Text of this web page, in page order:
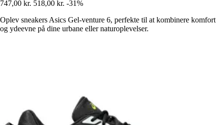
747,00 kr. 518,00 kr. -31%
Oplev sneakers Asics Gel-venture 6, perfekte til at kombinere komfort
og ydeevne på dine urbane eller naturoplevelser.